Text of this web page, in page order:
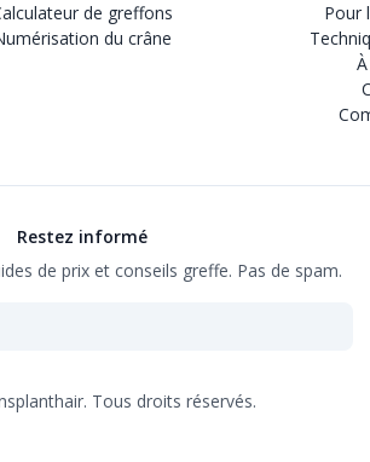
de greffons
du crâne
Pour
Restez informé
de prix et conseils greffe. Pas de spam.
Tous droits réservés.